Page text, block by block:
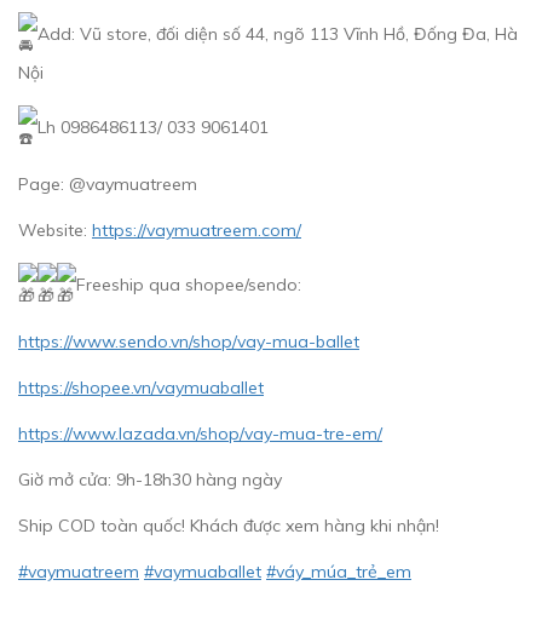
Add: Vũ store, đối diện số 44, ngõ 113 Vĩnh Hồ, Đống Đa, Hà
Nội
Lh 0986486113/ 033 9061401
Page: @vaymuatreem
Website: https://vaymuatreem.com/
Freeship qua shopee/sendo:
https://www.sendo.vn/shop/vay-mua-ballet
https://shopee.vn/vaymuaballet
https://www.lazada.vn/shop/vay-mua-tre-em/
Giờ mở cửa: 9h-18h30 hàng ngày
Ship COD toàn quốc! Khách được xem hàng khi nhận!
#vaymuatreem #vaymuaballet #váy_múa_trẻ_em